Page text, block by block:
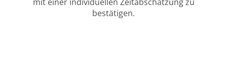
bestätigen.